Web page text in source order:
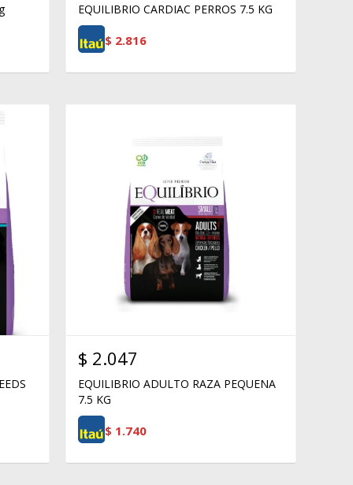
EQUILIBRIO CARDIAC PERROS 7.5 KG
$ 2.816
$ 2.047
EQUILIBRIO ADULTO RAZA PEQUENA
7.5 KG
$ 1.740